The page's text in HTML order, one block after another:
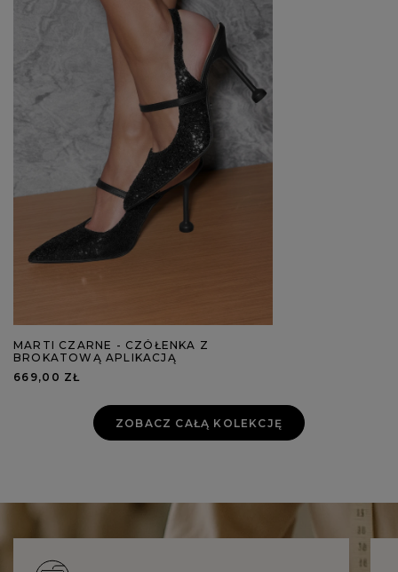
MARTI CZARNE - CZÓŁENKA Z
BROKATOWĄ APLIKACJĄ
669,00 ZŁ
ZOBACZ CAŁĄ KOLEKCJĘ